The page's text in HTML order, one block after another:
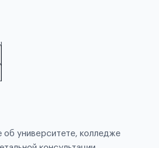
об университете, колледже